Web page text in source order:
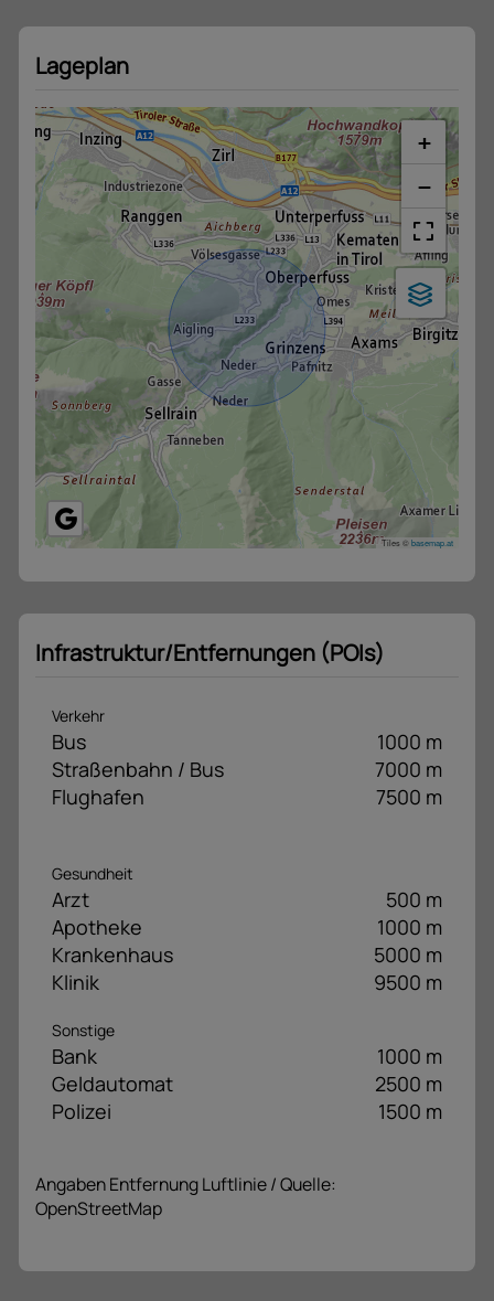
Lageplan
+
−
Tiles ©basemap.at
Infrastruktur/Entfernungen (POIs)
Verkehr
Bus
1000 m
Straßenbahn / Bus
7000 m
Flughafen
7500 m
Gesundheit
Arzt
500 m
Apotheke
1000 m
Krankenhaus
5000 m
Klinik
9500 m
Sonstige
Bank
1000 m
Geldautomat
2500 m
Polizei
1500 m
Angaben Entfernung Luftlinie / Quelle:
OpenStreetMap